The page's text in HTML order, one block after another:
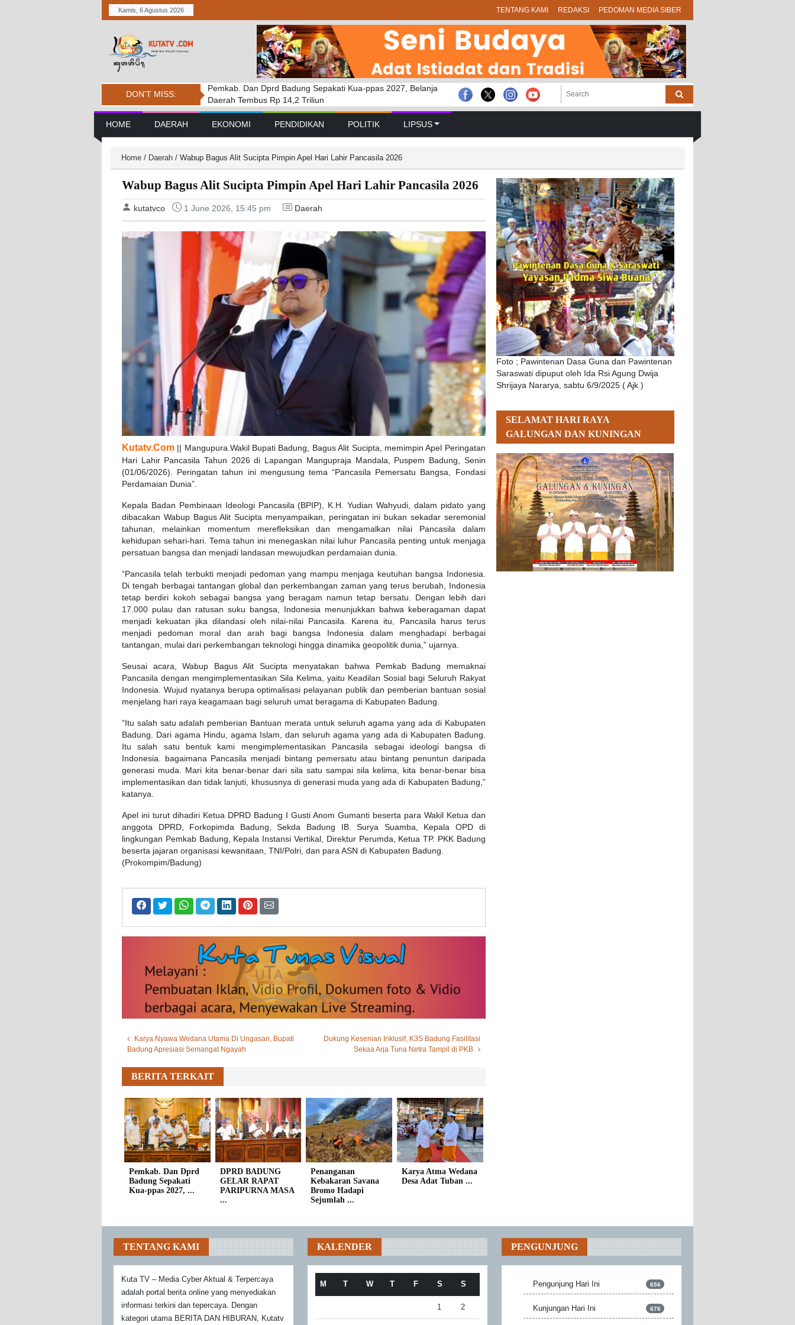
Kamis, 6 Agustus 2026 TENTANG KAMI REDAKSI PEDOMAN MEDIA SIBER
DON'T MISS:
Pemkab. Dan Dprd Badung Sepakati Kua-ppas 2027, Belanja
Daerah Tembus Rp 14,2 Triliun
DPRD BADUNG GELAR RAPAT PARIPURNA MASA
PERSIDANGAN PERTAMA TAHUN SIDANG 2026 – 2027
Penanganan Kebakaran Savana Bromo Hadapi Sejumlah
Tantangan
Main Navigation
HOME DAERAH EKONOMI PENDIDIKAN POLITIK LIPSUS
Home / Daerah / Wabup Bagus Alit Sucipta Pimpin Apel Hari Lahir Pancasila 2026
Wabup Bagus Alit Sucipta Pimpin Apel Hari Lahir Pancasila 2026
kutatvco 1 June 2026, 15:45 pm Daerah
Kutatv.Com || Mangupura.Wakil Bupati Badung, Bagus Alit Sucipta, memimpin Apel Peringatan
Hari Lahir Pancasila Tahun 2026 di Lapangan Mangupraja Mandala, Puspem Badung, Senin
(01/06/2026). Peringatan tahun ini mengusung tema “Pancasila Pemersatu Bangsa, Fondasi
Perdamaian Dunia”.
Kepala Badan Pembinaan Ideologi Pancasila (BPIP), K.H. Yudian Wahyudi, dalam pidato yang
dibacakan Wabup Bagus Alit Sucipta menyampaikan, peringatan ini bukan sekadar seremonial
tahunan, melainkan momentum merefleksikan dan mengamalkan nilai Pancasila dalam
kehidupan sehari-hari. Tema tahun ini menegaskan nilai luhur Pancasila penting untuk menjaga
persatuan bangsa dan menjadi landasan mewujudkan perdamaian dunia.
“Pancasila telah terbukti menjadi pedoman yang mampu menjaga keutuhan bangsa Indonesia.
Di tengah berbagai tantangan global dan perkembangan zaman yang terus berubah, Indonesia
tetap berdiri kokoh sebagai bangsa yang beragam namun tetap bersatu. Dengan lebih dari
17.000 pulau dan ratusan suku bangsa, Indonesia menunjukkan bahwa keberagaman dapat
menjadi kekuatan jika dilandasi oleh nilai-nilai Pancasila. Karena itu, Pancasila harus terus
menjadi pedoman moral dan arah bagi bangsa Indonesia dalam menghadapi berbagai
tantangan, mulai dari perkembangan teknologi hingga dinamika geopolitik dunia,” ujarnya.
Seusai acara, Wabup Bagus Alit Sucipta menyatakan bahwa Pemkab Badung memaknai
Pancasila dengan mengimplementasikan Sila Kelima, yaitu Keadilan Sosial bagi Seluruh Rakyat
Indonesia. Wujud nyatanya berupa optimalisasi pelayanan publik dan pemberian bantuan sosial
menjelang hari raya keagamaan bagi seluruh umat beragama di Kabupaten Badung.
“Itu salah satu adalah pemberian Bantuan merata untuk seluruh agama yang ada di Kabupaten
Badung. Dari agama Hindu, agama Islam, dan seluruh agama yang ada di Kabupaten Badung.
Itu salah satu bentuk kami mengimplementasikan Pancasila sebagai ideologi bangsa di
Indonesia. bagaimana Pancasila menjadi bintang pemersatu atau bintang penuntun daripada
generasi muda. Mari kita benar-benar dari sila satu sampai sila kelima, kita benar-benar bisa
implementasikan dan tidak lanjuti, khususnya di generasi muda yang ada di Kabupaten Badung,”
katanya.
Apel ini turut dihadiri Ketua DPRD Badung I Gusti Anom Gumanti beserta para Wakil Ketua dan
anggota DPRD, Forkopimda Badung, Sekda Badung IB. Surya Suamba, Kepala OPD di
lingkungan Pemkab Badung, Kepala Instansi Vertikal, Direktur Perumda, Ketua TP. PKK Badung
beserta jajaran organisasi kewanitaan, TNI/Polri, dan para ASN di Kabupaten Badung.
(Prokompim/Badung)
Karya Nyawa Wedana Utama Di Ungasan, Bupati
Badung Apresiasi Semangat Ngayah
Dukung Kesenian Inklusif, K3S Badung Fasilitasi
Sekaa Arja Tuna Netra Tampil di PKB
BERITA TERKAIT
Pemkab. Dan Dprd
Badung Sepakati
Kua-ppas 2027, ...
DPRD BADUNG
GELAR RAPAT
PARIPURNA MASA
...
Penanganan
Kebakaran Savana
Bromo Hadapi
Sejumlah ...
Karya Atma Wedana
Desa Adat Tuban ...
Foto ; Pawintenan Dasa Guna dan Pawintenan
Saraswati dipuput oleh Ida Rsi Agung Dwija
Shrijaya Nararya, sabtu 6/9/2025 ( Ajk )
SELAMAT HARI RAYA
GALUNGAN DAN KUNINGAN
TENTANG KAMI
Kuta TV – Media Cyber Aktual & Terpercaya
adalah portal berita online yang menyediakan
informasi terkini dan tepercaya. Dengan
kategori utama BERITA DAN HIBURAN, Kutatv
KALENDER
M T W T F S S
1 2
PENGUNJUNG
Pengunjung Hari Ini 656
Kunjungan Hari Ini 676